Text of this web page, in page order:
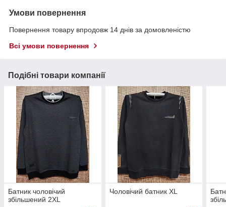
Умови повернення
Повернення товару впродовж 14 днів за домовленістю
Всі умови повернення
Подібні товари компанії
Батник чоловічий
збільшений 2XL
Чоловічий батник XL